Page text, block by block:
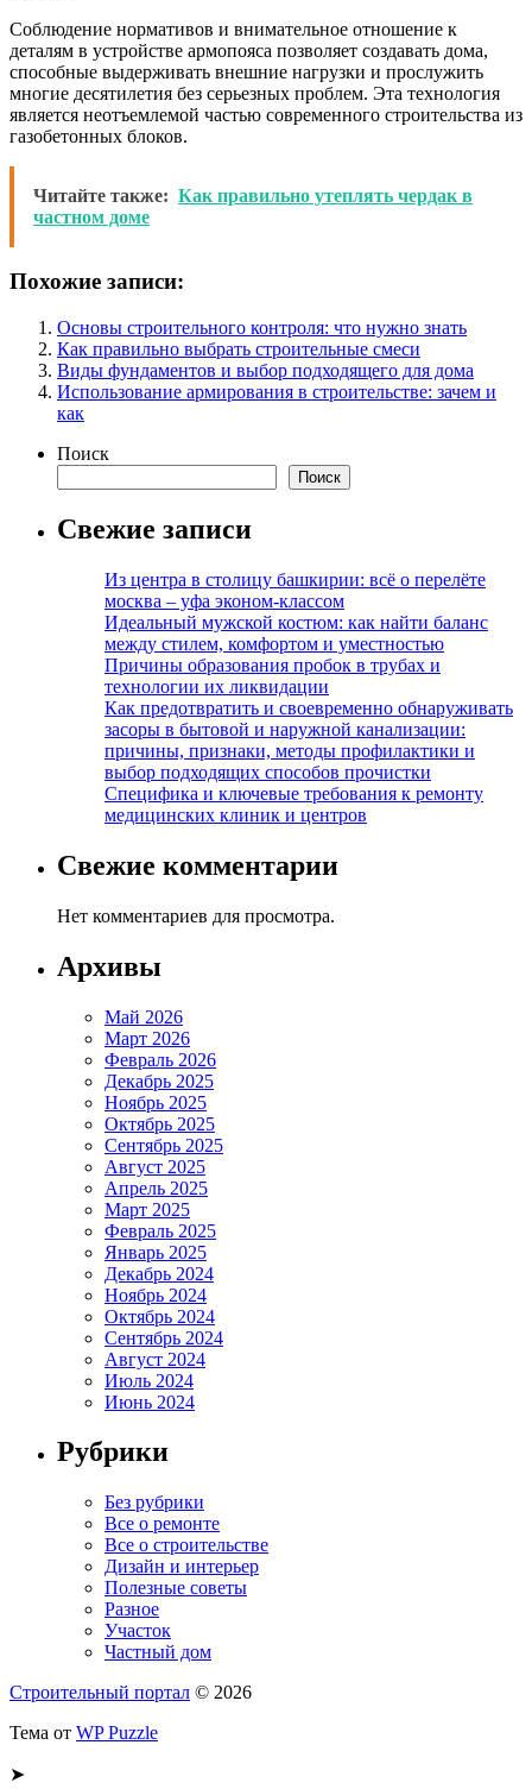
Соблюдение нормативов и внимательное отношение к
деталям в устройстве армопояса позволяет создавать дома,
способные выдерживать внешние нагрузки и прослужить
многие десятилетия без серьезных проблем. Эта технология
является неотъемлемой частью современного строительства из
газобетонных блоков.
Читайте также: Как правильно утеплять чердак в
частном доме
Похожие записи:
Основы строительного контроля: что нужно знать
Как правильно выбрать строительные смеси
Виды фундаментов и выбор подходящего для дома
Использование армирования в строительстве: зачем и
как
Поиск
Поиск
Свежие записи
Из центра в столицу башкирии: всё о перелёте
москва – уфа эконом-классом
Идеальный мужской костюм: как найти баланс
между стилем, комфортом и уместностью
Причины образования пробок в трубах и
технологии их ликвидации
Как предотвратить и своевременно обнаруживать
засоры в бытовой и наружной канализации:
причины, признаки, методы профилактики и
выбор подходящих способов прочистки
Специфика и ключевые требования к ремонту
медицинских клиник и центров
Свежие комментарии
Нет комментариев для просмотра.
Архивы
Май 2026
Март 2026
Февраль 2026
Декабрь 2025
Ноябрь 2025
Октябрь 2025
Сентябрь 2025
Август 2025
Апрель 2025
Март 2025
Февраль 2025
Январь 2025
Декабрь 2024
Ноябрь 2024
Октябрь 2024
Сентябрь 2024
Август 2024
Июль 2024
Июнь 2024
Рубрики
Без рубрики
Все о ремонте
Все о строительстве
Дизайн и интерьер
Полезные советы
Разное
Участок
Частный дом
Строительный портал © 2026
Тема от WP Puzzle
➤